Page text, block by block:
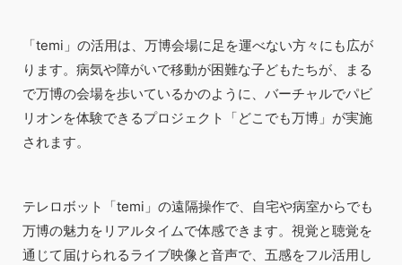
「temi」の活用は、万博会場に足を運べない方々にも広が
ります。病気や障がいで移動が困難な子どもたちが、まる
で万博の会場を歩いているかのように、バーチャルでパビ
リオンを体験できるプロジェクト「どこでも万博」が実施
されます。
テレロボット「temi」の遠隔操作で、自宅や病室からでも
万博の魅力をリアルタイムで体感できます。視覚と聴覚を
通じて届けられるライブ映像と音声で、五感をフル活用し